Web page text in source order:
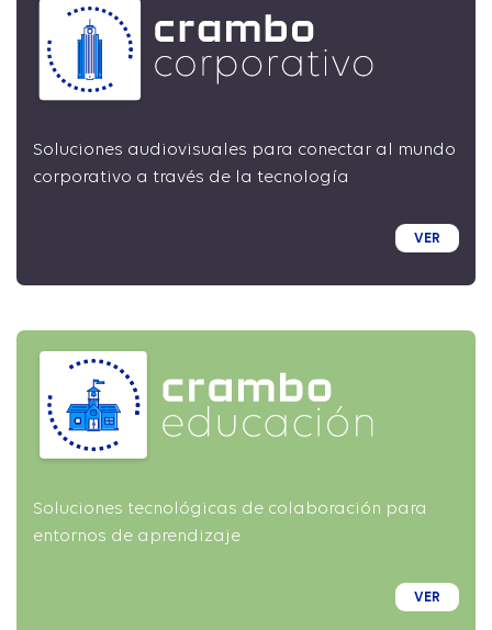
Soluciones audiovisuales para conectar al mundo
corporativo a través de la tecnología
VER
Soluciones tecnológicas de colaboración para
entornos de aprendizaje
VER